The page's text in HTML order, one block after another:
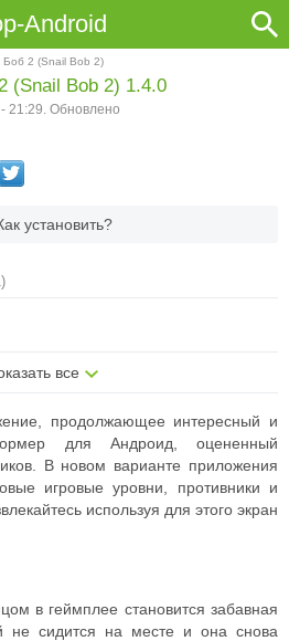
Android
Боб 2 (Snail Bob 2)
установить?
)
все
(Snail Bob 2) 1.4.0
21:29. Обновлено
продолжающее интересный и
для Андроид, оцененный
В новом варианте приложения
игровые уровни, противники и
используя для этого экран
в геймплее становится забавная
не сидится на месте и она снова